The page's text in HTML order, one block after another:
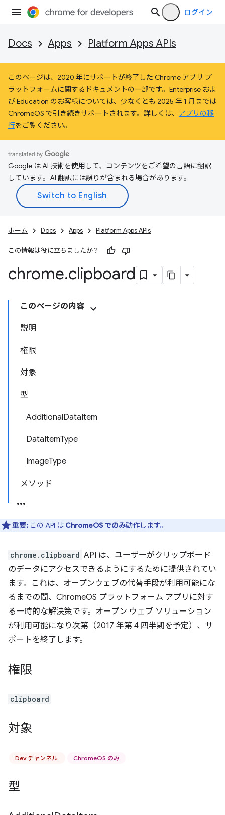
ログイン
Docs Apps Platform Apps APIs
このページは、2020 年にサポートが終了した Chrome アプリ プ
ラットフォームに関するドキュメントの一部です。Enterprise およ
び Education のお客様については、少なくとも 2025 年 1 月までは
ChromeOS で引き続きサポートされます。詳しくは、 アプリの移
行をご覧ください。
Google は AI 技術を使用して、コンテンツをご希望の言語に翻訳
しています。AI 翻訳には誤りが含まれる場合があります。
ホーム Docs Apps Platform Apps APIs
この情報は役に立ちましたか？
chrome.clipboard
このページの内容
説明
権限
対象
型
AdditionalDataItem
DataItemType
ImageType
メソッド
重要: この API は ChromeOS でのみ動作します。
chrome.clipboard API は、ユーザーがクリップボード
のデータにアクセスできるようにするために提供されてい
ます。これは、オープンウェブの代替手段が利用可能にな
るまでの間、ChromeOS プラットフォーム アプリに対す
る一時的な解決策です。オープン ウェブ ソリューション
が利用可能になり次第（2017 年第 4 四半期を予定）、サ
ポートを終了します。
権限
clipboard
対象
Dev チャンネル ChromeOS のみ
型